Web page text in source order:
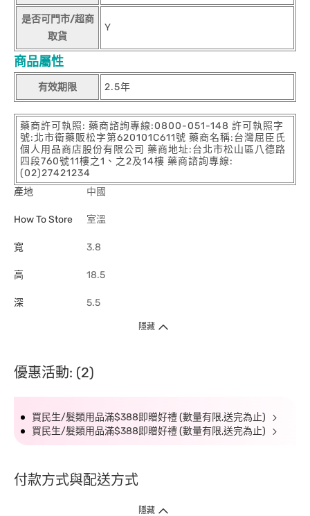
是否可門市/超商
取貨
Y
商品屬性
有效期限 2.5年
藥商許可執照: 藥商諮詢專線:0800-051-148 許可執照字
號:北市衛藥販松字第620101C611號 藥商名稱:台灣屈臣氏
個人用品商店股份有限公司 藥商地址:台北市松山區八德路
四段760號11樓之1、之2及14樓 藥商諮詢專線:
(02)27421234
產地
中國
How To Store 室溫
寬 3.8
高 18.5
深 5.5
隱藏
優惠活動: (2)
買民生/髮類用品滿$388即贈好禮 (數量有限,送完為止)
買民生/髮類用品滿$388即贈好禮 (數量有限,送完為止)
付款方式與配送方式
隱藏